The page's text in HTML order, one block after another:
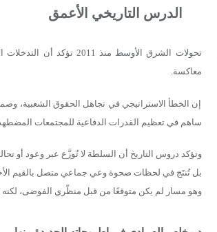
الدرس التاريخي الأعمق
تحولات الشرق الأوسط
معاكسة.
إن الخطأ الاستراتيجي في تجاهل الحقوق الشعبية،
ساهم في تعظيم القدرات الدفاعية للمجتمعات
وتؤكد دروس التاريخ أن السلطة لا تُوزَّع عبر وعود أو
بل تُنتَج في لحظات صحوة وعي جماعي متصل بالقيم
وهو مسار لم يكن متوقعًا من قبل منظّري الفوضى، لكنه